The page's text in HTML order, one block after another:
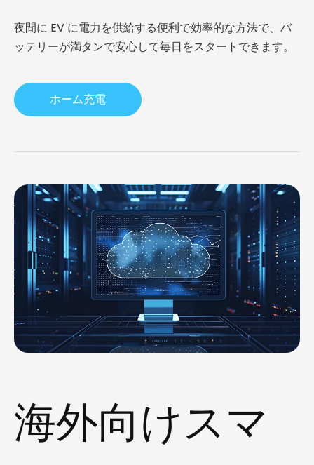
夜間に EV に電力を供給する便利で効率的な方法で、バ
ッテリーが満タンで安心して毎日をスタートできます。
ホーム充電
海外向けスマ